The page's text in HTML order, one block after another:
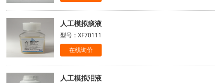
人工模拟痰液
型号：XF70111
在线询价
人工模拟泪液